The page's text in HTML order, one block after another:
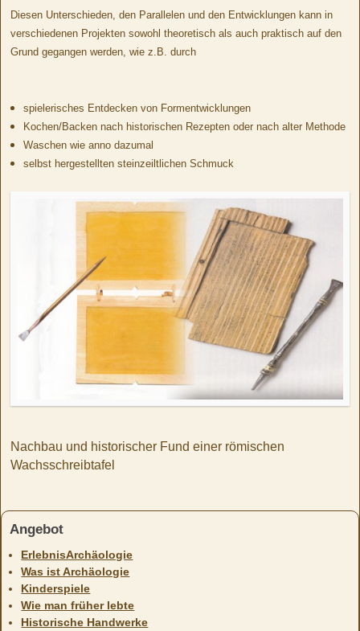
Diesen Unterschieden, den Parallelen und den Entwicklungen kann in
verschiedenen Projekten sowohl theoretisch als auch praktisch auf den
Grund gegangen werden, wie z.B. durch
spielerisches Entdecken von Formentwicklungen
Kochen/Backen nach historischen Rezepten oder nach alter Methode
Waschen wie anno dazumal
selbst hergestellten steinzeiltlichen Schmuck
Nachbau und historischer Fund einer römischen
Wachsschreibtafel
Angebot
ErlebnisArchäologie
Was ist Archäologie
Kinderspiele
Wie man früher lebte
Historische Handwerke